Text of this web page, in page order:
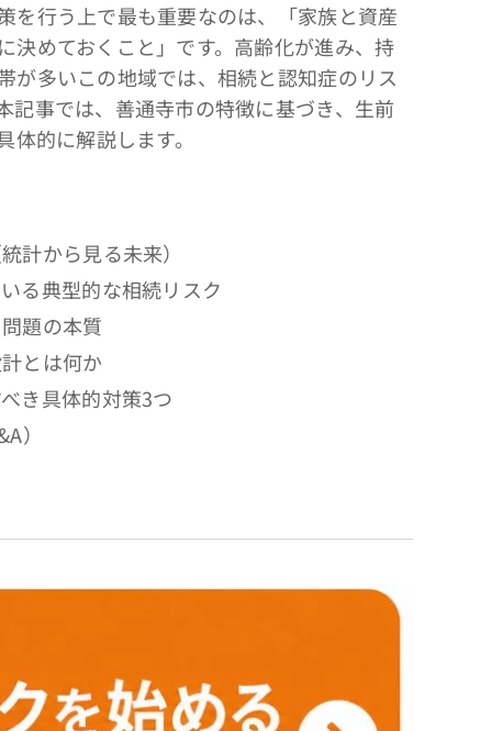
を行う上で最も重要なのは、「家族と資産
決めておくこと」です。高齢化が進み、持
が多いこの地域では、相続と認知症のリス
記事では、善通寺市の特徴に基づき、生前
的に解説します。
計から見る未来）
る典型的な相続リスク
題の本質
とは何か
き具体的対策3つ
）